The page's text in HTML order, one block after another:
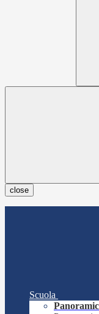
close
Scuola